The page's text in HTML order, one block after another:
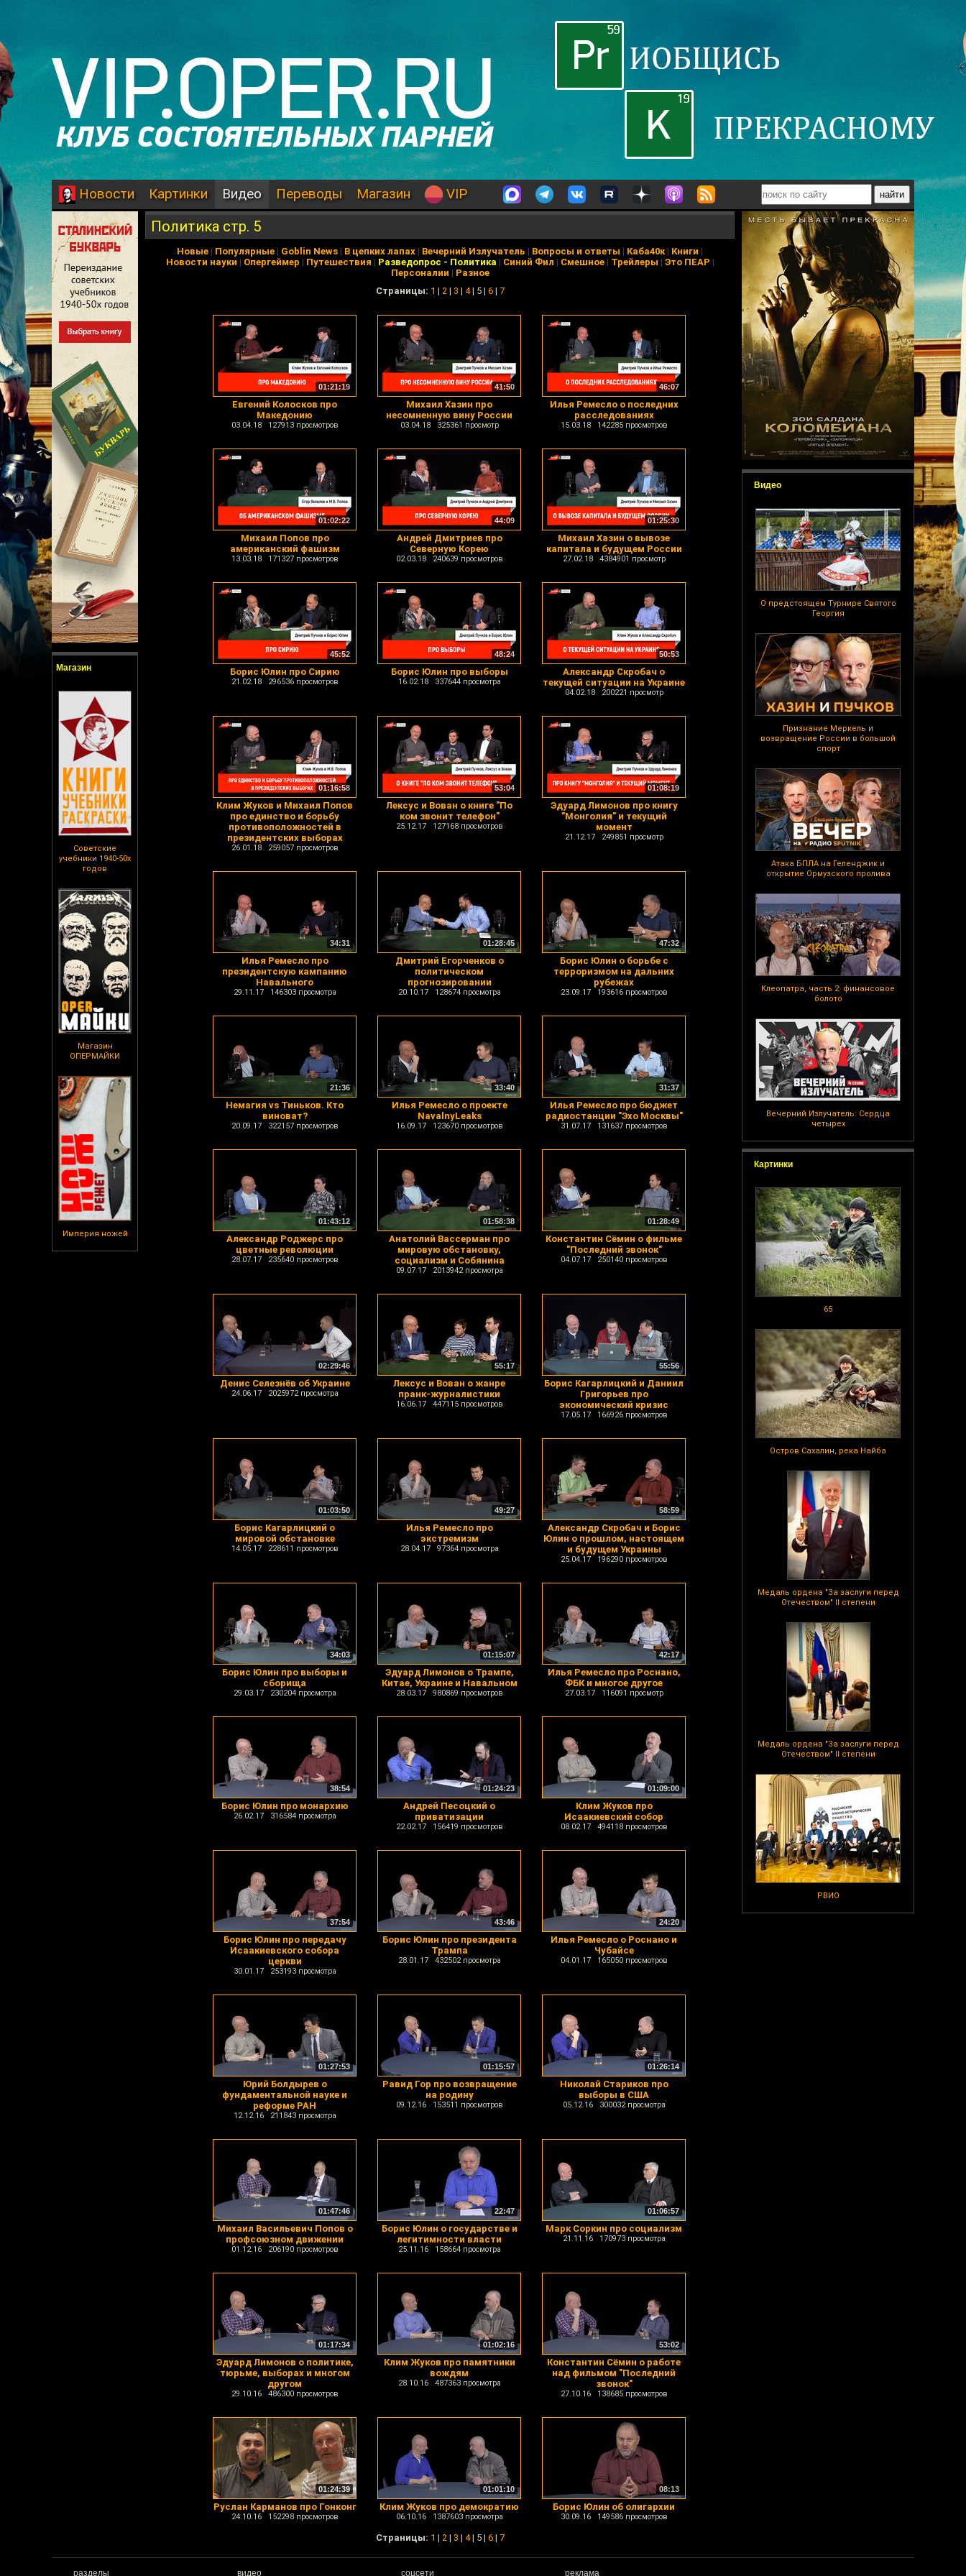
Новости Картинки Видео Переводы Магазин VIP
Магазин
Советские
учебники 1940-50х
годов
Магазин
ОПЕРМАЙКИ
Империя ножей
Видео
О предстоящем Турнире Святого
Георгия
Признание Меркель и
возвращение России в большой
спорт
Атака БПЛА на Геленджик и
открытие Ормузского пролива
Клеопатра, часть 2: финансовое
болото
Вечерний Излучатель: Сердца
четырех
Картинки
65
Остров Сахалин, река Найба
Медаль ордена "За заслуги перед
Отечеством" II степени
Медаль ордена "За заслуги перед
Отечеством" II степени
РВИО
Политика стр. 5
Новые | Популярные | Goblin News | В цепких лапах | Вечерний Излучатель | Вопросы и ответы | Каба40к| Книги |
Новости науки | Опергеймер | Путешествия | Разведопрос - Политика | Синий Фил | Смешное| Трейлеры | Это ПЕАР |
Персоналии | Разное
Cтраницы: 1 | 2| 3 | 4| 5 | 6| 7
01:21:19
Евгений Колосков про
Македонию
03.04.18 127913 просмотров
41:50
Михаил Хазин про
несомненную вину России
03.04.18 325361 просмотр
46:07
Илья Ремесло о последних
расследованиях
15.03.18 142285 просмотров
01:02:22
Михаил Попов про
американский фашизм
13.03.18 171327 просмотров
44:09
Андрей Дмитриев про
Северную Корею
02.03.18 240639 просмотров
01:25:30
Михаил Хазин о вывозе
капитала и будущем России
27.02.18 4384901 просмотр
45:52
Борис Юлин про Сирию
21.02.18 296536 просмотров
48:24
Борис Юлин про выборы
16.02.18 337644 просмотра
50:53
Александр Скробач о
текущей ситуации на Украине
04.02.18 200221 просмотр
01:16:58
Клим Жуков и Михаил Попов
про единство и борьбу
противоположностей в
президентских выборах
26.01.18 259057 просмотров
53:04
Лексус и Вован о книге "По
ком звонит телефон"
25.12.17 127168 просмотров
01:08:19
Эдуард Лимонов про книгу
"Монголия" и текущий
момент
21.12.17 249851 просмотр
34:31
Илья Ремесло про
президентскую кампанию
Навального
29.11.17 146303 просмотра
01:28:45
Дмитрий Егорченков о
политическом
прогнозировании
20.10.17 128674 просмотра
47:32
Борис Юлин о борьбе с
терроризмом на дальних
рубежах
23.09.17 193616 просмотров
21:36
Немагия vs Тиньков. Кто
виноват?
20.09.17 322157 просмотров
33:40
Илья Ремесло о проекте
NavalnyLeaks
16.09.17 123670 просмотров
31:37
Илья Ремесло про бюджет
радиостанции "Эхо Москвы"
31.07.17 131637 просмотров
01:43:12
Александр Роджерс про
цветные революции
28.07.17 235640 просмотров
01:58:38
Анатолий Вассерман про
мировую обстановку,
социализм и Собянина
09.07.17 2013942 просмотра
01:28:49
Константин Сёмин о фильме
"Последний звонок"
04.07.17 250140 просмотров
02:29:46
Денис Селезнёв об Украине
24.06.17 2025972 просмотра
55:17
Лексус и Вован о жанре
пранк-журналистики
16.06.17 447115 просмотров
55:56
Борис Кагарлицкий и Даниил
Григорьев про
экономический кризис
17.05.17 166926 просмотров
01:03:50
Борис Кагарлицкий о
мировой обстановке
14.05.17 228611 просмотров
49:27
Илья Ремесло про
экстремизм
28.04.17 97364 просмотра
58:59
Александр Скробач и Борис
Юлин о прошлом, настоящем
и будущем Украины
25.04.17 196290 просмотров
34:03
Борис Юлин про выборы и
сборища
29.03.17 230204 просмотра
01:15:07
Эдуард Лимонов о Трампе,
Китае, Украине и Навальном
28.03.17 980869 просмотров
42:17
Илья Ремесло про Роснано,
ФБК и многое другое
27.03.17 116091 просмотр
38:54
Борис Юлин про монархию
26.02.17 316584 просмотра
01:24:23
Андрей Песоцкий о
приватизации
22.02.17 156419 просмотров
01:09:00
Клим Жуков про
Исаакиевский собор
08.02.17 494118 просмотров
37:54
Борис Юлин про передачу
Исаакиевского собора
церкви
30.01.17 253193 просмотра
43:46
Борис Юлин про президента
Трампа
28.01.17 432502 просмотра
24:20
Илья Ремесло о Роснано и
Чубайсе
04.01.17 165050 просмотров
01:27:53
Юрий Болдырев о
фундаментальной науке и
реформе РАН
12.12.16 211843 просмотра
01:15:57
Равид Гор про возвращение
на родину
09.12.16 153511 просмотров
01:26:14
Николай Стариков про
выборы в США
05.12.16 300032 просмотра
01:47:46
Михаил Васильевич Попов о
профсоюзном движении
01.12.16 206190 просмотров
22:47
Борис Юлин о государстве и
легитимности власти
25.11.16 158664 просмотра
01:06:57
Марк Соркин про социализм
21.11.16 170973 просмотра
01:17:34
Эдуард Лимонов о политике,
тюрьме, выборах и многом
другом
29.10.16 486300 просмотров
01:02:16
Клим Жуков про памятники
вождям
28.10.16 487363 просмотра
53:02
Константин Сёмин о работе
над фильмом "Последний
звонок"
27.10.16 138685 просмотров
01:24:39
Руслан Карманов про Гонконг
24.10.16 152298 просмотров
01:01:10
Клим Жуков про демократию
06.10.16 1387603 просмотра
08:13
Борис Юлин об олигархии
30.09.16 149586 просмотров
Cтраницы: 1 | 2| 3 | 4| 5 | 6| 7
разделы видео соцсети реклама